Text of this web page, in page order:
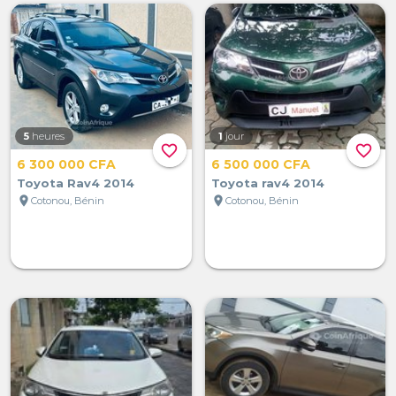
favorite_border
5 heures
6 300 000 CFA
Toyota Rav4 2014
location_on Cotonou, Bénin
favorite_border
1 jour
6 500 000 CFA
Toyota rav4 2014
location_on Cotonou, Bénin